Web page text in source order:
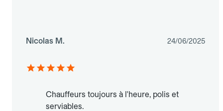
Nicolas M. 24/06/2025
Chauffeurs toujours à l'heure, polis et
serviables.